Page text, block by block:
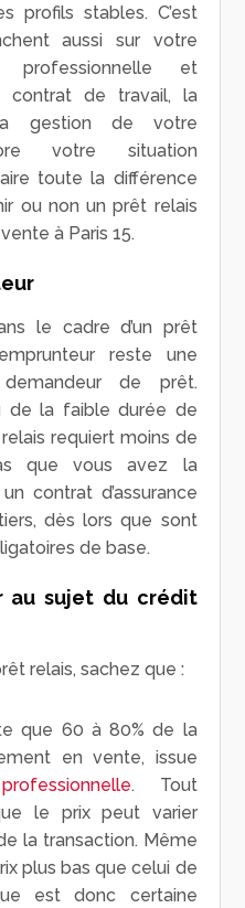
profils stables. C’est
aussi sur votre
professionnelle et
contrat de travail, la
la gestion de votre
votre situation
toute la différence
ou non un prêt relais
à Paris 15.
le cadre d’un prêt
reste une
de prêt.
de la faible durée de
requiert moins de
que vous avez la
contrat d’assurance
dès lors que sont
de base.
au sujet du crédit
relais, sachez que :
que 60 à 80% de la
en vente, issue
. Tout
le prix peut varier
la transaction. Même
plus bas que celui de
est donc certaine